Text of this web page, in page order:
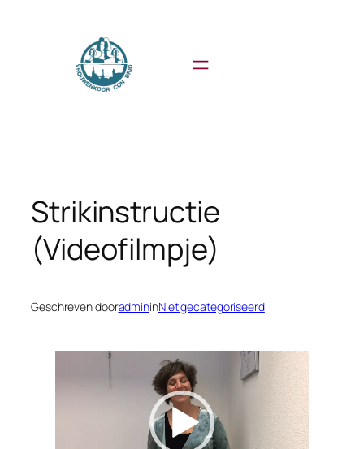
Strikinstructie
(Videofilmpje)
Geschreven dooradmininNiet gecategoriseerd
Videospeler